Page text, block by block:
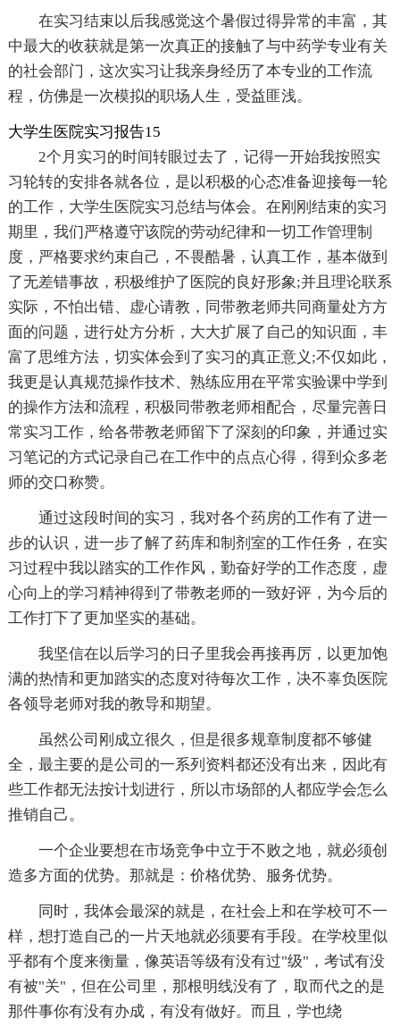
在实习结束以后我感觉这个暑假过得异常的丰富，其
中最大的收获就是第一次真正的接触了与中药学专业有关
的社会部门，这次实习让我亲身经历了本专业的工作流
程，仿佛是一次模拟的职场人生，受益匪浅。
大学生医院实习报告15
2个月实习的时间转眼过去了，记得一开始我按照实
习轮转的安排各就各位，是以积极的心态准备迎接每一轮
的工作，大学生医院实习总结与体会。在刚刚结束的实习
期里，我们严格遵守该院的劳动纪律和一切工作管理制
度，严格要求约束自己，不畏酷暑，认真工作，基本做到
了无差错事故，积极维护了医院的良好形象;并且理论联系
实际，不怕出错、虚心请教，同带教老师共同商量处方方
面的问题，进行处方分析，大大扩展了自己的知识面，丰
富了思维方法，切实体会到了实习的真正意义;不仅如此，
我更是认真规范操作技术、熟练应用在平常实验课中学到
的操作方法和流程，积极同带教老师相配合，尽量完善日
常实习工作，给各带教老师留下了深刻的印象，并通过实
习笔记的方式记录自己在工作中的点点心得，得到众多老
师的交口称赞。
通过这段时间的实习，我对各个药房的工作有了进一
步的认识，进一步了解了药库和制剂室的工作任务，在实
习过程中我以踏实的工作作风，勤奋好学的工作态度，虚
心向上的学习精神得到了带教老师的一致好评，为今后的
工作打下了更加坚实的基础。
我坚信在以后学习的日子里我会再接再厉，以更加饱
满的热情和更加踏实的态度对待每次工作，决不辜负医院
各领导老师对我的教导和期望。
虽然公司刚成立很久，但是很多规章制度都不够健
全，最主要的是公司的一系列资料都还没有出来，因此有
些工作都无法按计划进行，所以市场部的人都应学会怎么
推销自己。
一个企业要想在市场竞争中立于不败之地，就必须创
造多方面的优势。那就是：价格优势、服务优势。
同时，我体会最深的就是，在社会上和在学校可不一
样，想打造自己的一片天地就必须要有手段。在学校里似
乎都有个度来衡量，像英语等级有没有过"级"，考试有没
有被"关"，但在公司里，那根明线没有了，取而代之的是
那件事你有没有办成，有没有做好。而且，学也绕